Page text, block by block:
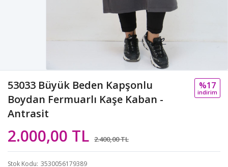
53033 Büyük Beden Kapşonlu
Boydan Fermuarlı Kaşe Kaban -
Antrasit
2.000,00 TL 2.400,00 TL
%17
i̇ndi̇ri̇m
Stok Kodu 3530056179389